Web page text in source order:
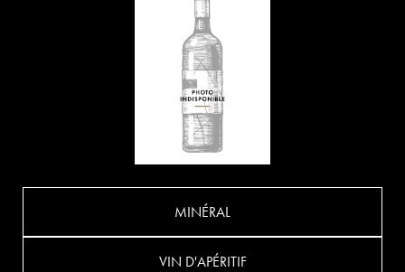
MINÉRAL
VIN D'APÉRITIF